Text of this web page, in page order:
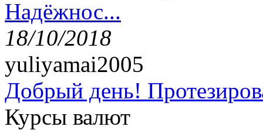
Надёжнос...
18/10/2018
yuliyamai2005
Добрый день!
Курсы валют